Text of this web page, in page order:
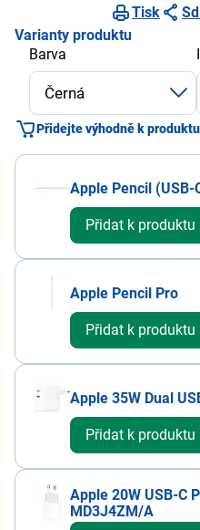
Tisk
Varianty produktu
Barva
Přidejte výhodně k produktu
Apple Pencil (USB-
Přidat k produktu
Apple Pencil Pro
Přidat k produktu
Apple 35W Dual
Přidat k produktu
Apple 20W USB-C
MD3J4ZM/A